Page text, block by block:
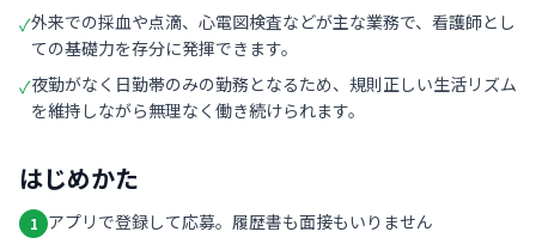
✓外来での採血や点滴、心電図検査などが主な業務で、看護師とし
ての基礎力を存分に発揮できます。
✓夜勤がなく日勤帯のみの勤務となるため、規則正しい生活リズム
を維持しながら無理なく働き続けられます。
はじめかた
1 アプリで登録して応募。履歴書も面接もいりません